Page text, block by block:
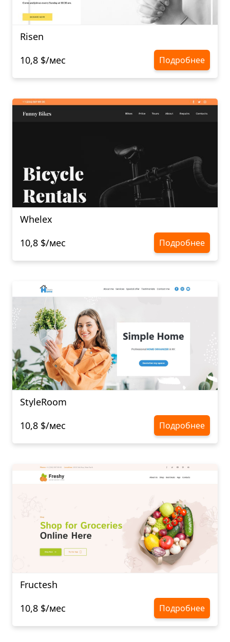
Risen
10,8 $/мес
Подробнее
Whelex
10,8 $/мес
Подробнее
StyleRoom
10,8 $/мес
Подробнее
Fructesh
10,8 $/мес
Подробнее